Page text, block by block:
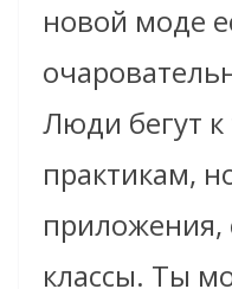
новой моде
Люди бегут
практикам,
приложения,
классы. Ты